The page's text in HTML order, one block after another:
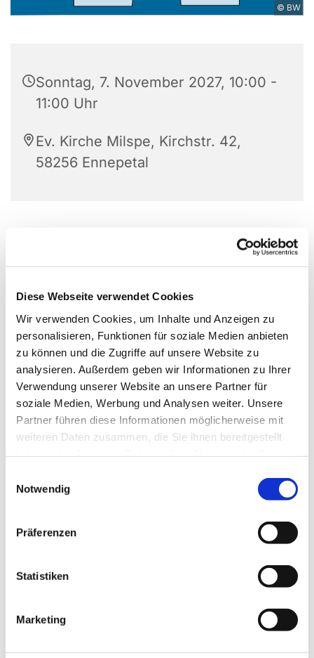
Diese Webseite verwendet Cookies
Wir verwenden Cookies, um Inhalte und Anzeigen zu
personalisieren, Funktionen für soziale Medien anbieten
zu können und die Zugriffe auf unsere Website zu
analysieren. Außerdem geben wir Informationen zu Ihrer
Verwendung unserer Website an unsere Partner für
soziale Medien, Werbung und Analysen weiter. Unsere
Partner führen diese Informationen möglicherweise mit
weiteren Daten zusammen, die Sie ihnen bereitgestellt
Notwendig
Präferenzen
Statistiken
Marketing
© BW
Sonntag, 7. November 2027, 10:00 -
11:00 Uhr
Ev. Kirche Milspe, Kirchstr. 42,
58256 Ennepetal